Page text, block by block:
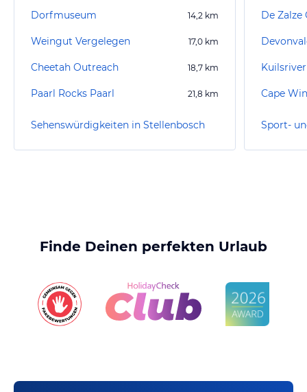
Dorfmuseum 14,2 km
Weingut Vergelegen 17,0 km
Cheetah Outreach 18,7 km
Paarl Rocks Paarl 21,8 km
Sehenswürdigkeiten in Stellenbosch
De Zalze
Cape
Finde Deinen perfekten Urlaub